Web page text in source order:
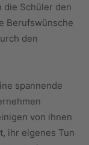
die Schüler den
Berufswünsche
den
spannende
von ihnen
ihr eigenes Tun